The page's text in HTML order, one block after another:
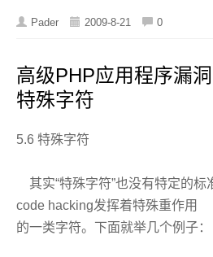
Pader 2009-8-21 0
高级PHP应用程序漏
特殊字符
5.6 特殊字符
其实“特殊字符”也没有特定的标
code hacking发挥着特殊重作用
的一类字符。下面就举几个例子：